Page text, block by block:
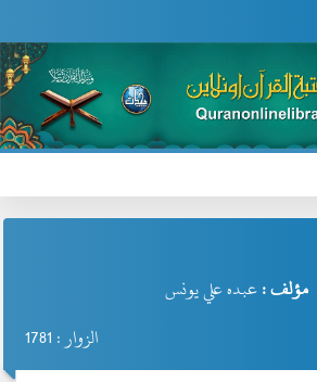
مؤلف :عبده علي يونس
الزوار : 1781